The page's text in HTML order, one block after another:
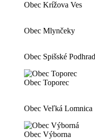
Obec Krížova Ves
Obec Mlynčeky
Obec Spišské
Obec Toporec
Obec Veľká Lomnica
Obec Výborna